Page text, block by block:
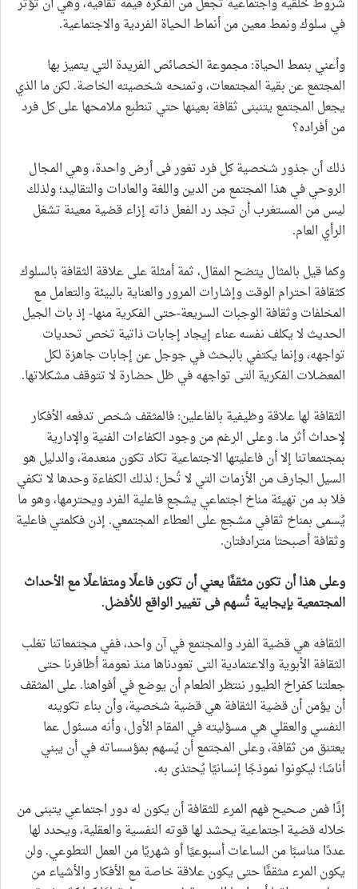
في سلوك ونمط معين من أنماط الحياة الفردية والاجتماعية.
وأعني بنمط الحياة: مجموعة الخصائص الفريدة التي يتميز بها
المجتمع عن بقية المجتمعات، وتمنحه شخصيته الخاصة. لكن ما الذي
يجعل المجتمع يتنبنى ثقافة بعينها حتي تنطبع ملامحها على كل فرد
من أفراده؟
ذلك أن جذور شخصية كل فرد تغور فى أرض واحدة، وهي المجال
الروحي في هذا المجتمع من الدين واللغة والعادات والتقاليد؛ ولذلك
ليس من المستغرب أن تجد رد الفعل ذاته إزاء قضية معينة تشغل
الرأي العام.
وكما قيل بالمثال يتضح المقال، ثمة أمثلة على علاقة الثقافة بالسلوك
كثقافة احترام الوقت وإشارات المرور والعناية بالبيئة والتعامل مع
المخلفات وثقافة الوجبات السريعة-حتى الفكرية منها- إذ بات الجيل
الحديث لا يكلف نفسه عناء إيجاد إجابات ذاتية تخص تحديات
تواجهه، وإنما يكتفي بالبحث في جوجل عن إجابات جاهزة لكل
المعضلات الفكرية التى تواجهه في ظل حضارة لا تتوقف مشكلاتها.
الثقافة لها علاقة وظيفية بالفاعلين: فالمثقف شخص تدفعه الأفكار
لإحداث أثر ما. وعلى الرغم من وجود الكفاءات الفنية والإدارية
بمجتمعاتنا إلا أن فاعليتها الاجتماعية تكاد تكون منعدمة، والدليل هو
السيل الجارف من الأزمات التي لا تُحل؛ لذلك الكفاءة وحدها لا تكفي
فلا بد من تهيئة مناخ اجتماعي يشجع فاعلية الفرد ويحترمها، وهو ما
يُسمى بمناخ ثقافي مشجع على العطاء المجتمعي. إذن فكلمتي فاعلية
وثقافة أصبحتا مترادفتان.
وعلى هذا أن تكون مثقفًا يعني أن تكون فاعلًا ومتفاعلًا مع الأحداث
المجتمعية بإيجابية تُسهم فى تغيير الواقع للأفضل.
الثقافه هي قضية الفرد والمجتمع في آن واحد، ففي مجتمعاتنا تغلب
الثقافة الأبوية والاعتمادية التى تعودناها منذ نعومة أظافرنا حتى
جعلتنا كفراخ الطيور ننتظر الطعام أن يوضع في أفواهنا. على المثقف
أن يؤمن أن قضية الثقافة هي قضية شخصية، وأن بناء تكوينه
النفسي والعقلي هي مسؤليته في المقام الأول، وأنه مسئول عما
يعتنق من ثقافة، وعلى المجتمع أن يُسهم بمؤسساته في أن يبني
أناسًا؛ ليكونوا نموذجًا إنسانيًا يُحتذى به.
إذًا فمن صحيح فهم المرء للثقافة أن يكون له دور اجتماعي يتبنى من
خلاله قضية اجتماعية يحشد لها قوته النفسية والعقلية، ويحدد لها
عددًا مناسبًا من الساعات أسبوعيًا أو شهريًا من العمل التطوعي. ولن
يكون المرء مثقفًا حتى يكون علاقة خاصة مع الأفكار والأشياء من